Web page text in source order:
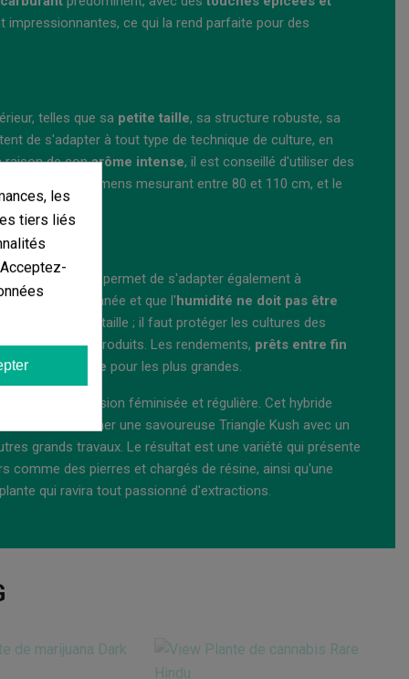
impressionnantes, ce qui la rend parfaite pour des
telles que sa petite taille, sa structure robuste, sa
de s'adapter à tout type de technique de culture, en
raison de sonarôme intense, il est conseillé d'utiliser des
, avec des spécimens mesurant entre 80 et 110 cm, et le
ce qui lui permet de s'adapter également à
de la Méditerranée et que l' humidité ne doit pas être
et de grande taille ; il faut protéger les cultures des
ou d'autres produits. Les rendements, prêts entre fin
par plante pour les plus grandes.
en version féminisée et régulière. Cet hybride
de combiner une savoureuse Triangle Kush avec un
grands travaux. Le résultat est une variété qui présente
comme des pierres et chargés de résine, ainsi qu'une
qui ravira tout passionné d'extractions.
les
tiers liés